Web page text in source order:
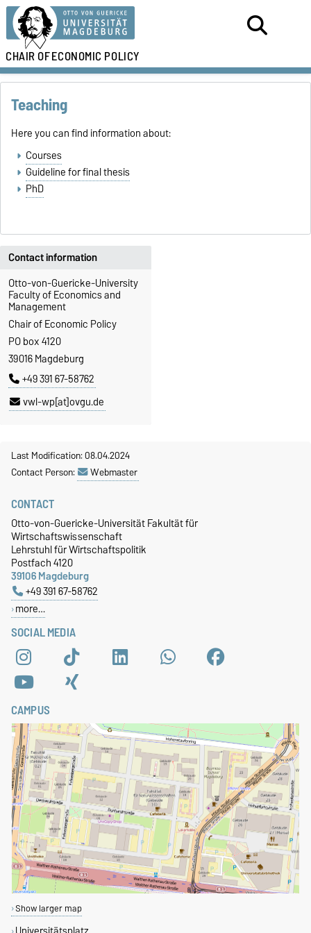
CHAIR OFECONOMIC POLICY
Teaching
Here you can find information about:
Courses
Guideline for final thesis
PhD
Contact information
Otto-von-Guericke-University
Faculty of Economics and
Management
Chair of Economic Policy
PO box 4120
39016 Magdeburg
+49 391 67-58762
vwl-wp[at]ovgu.de
Last Modification: 08.04.2024
Contact Person:
Webmaster
SOCIAL MEDIA
CONTACT
Otto-von-Guericke-Universität Fakultät für
Wirtschaftswissenschaft
Lehrstuhl für Wirtschaftspolitik
Postfach 4120
39106 Magdeburg
+49 391 67-58762
more…
CAMPUS
Show larger map